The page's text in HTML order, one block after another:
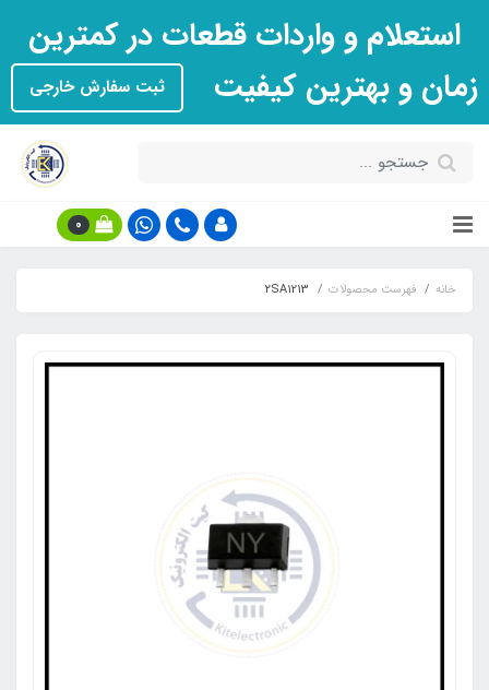
استعلام و واردات قطعات در کمترین
زمان و بهترین کیفیت
ثبت سفارش خارجی
0
خانه فهرست محصولات 2SA1213